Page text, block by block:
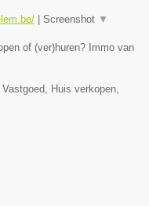
Screenshot ▼
of (ver)huren? Immo van
Huis verkopen,